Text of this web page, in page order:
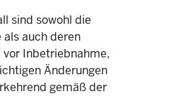
sind sowohl die
als auch deren
Inbetriebnahme,
Änderungen
gemäß der